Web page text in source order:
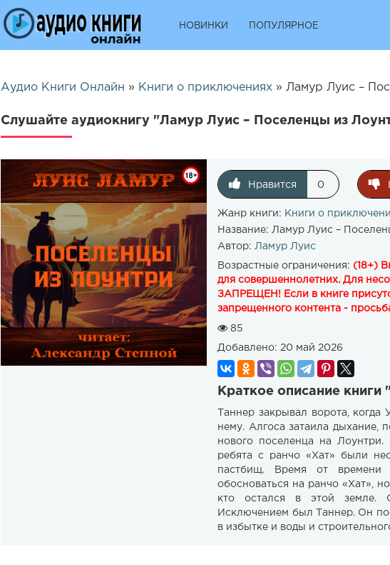
НОВИНКИ ПОПУЛЯРНОЕ
Аудио Книги Онлайн » Книги о приключениях » Ламур Луис –
Слушайте аудиокнигу "Ламур Луис – Поселенцы из
Нравится 0
Жанр книги: Книги о
Название: Ламур Луис –
Автор: Ламур Луис
Возрастные ограничения: (18+)
для совершеннолетних. Для
ЗАПРЕЩЕН! Если в книге
запрещенного контента -
85
Добавлено: 20 май 2026
Краткое описание
Таннер закрывал ворота,
нему. Алгоса затаила дыхание,
нового поселенца на
ребята с ранчо «Хат» были
пастбищ. Время от времени
обосноваться на ранчо «Хат»,
кто остался в этой земле.
Исключением был Таннер. Он
в избытке и воды и